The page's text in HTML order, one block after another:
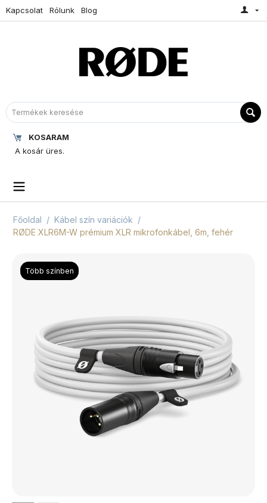
Kapcsolat Rólunk Blog
KOSARAM
A kosár üres.
Főoldal / Kábel szín variációk /
RØDE XLR6M-W prémium XLR mikrofonkábel, 6m, fehér
Több színben